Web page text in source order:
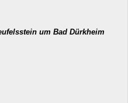
um Bad Dürkheim